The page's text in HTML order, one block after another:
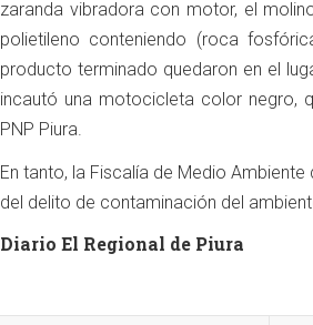
zaranda vibradora con motor, el
polietileno conteniendo (roca
producto terminado quedaron en el
incautó una motocicleta color negro,
PNP Piura.
En tanto, la Fiscalía de Medio
del delito de contaminación del
Diario El Regional de Piura